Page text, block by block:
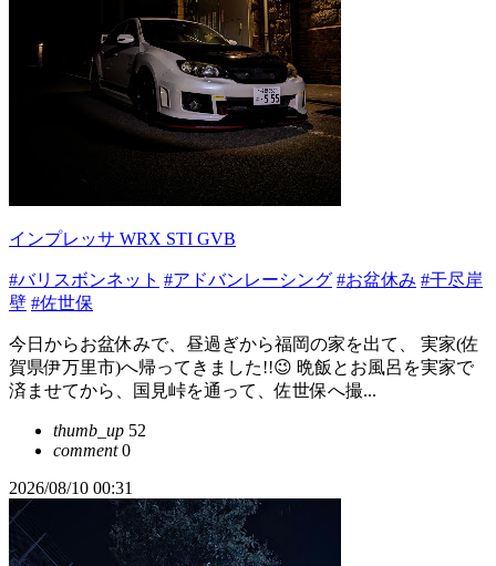
インプレッサ WRX STI GVB
#バリスボンネット #アドバンレーシング #お盆休み #干尽岸
壁 #佐世保
今日からお盆休みで、昼過ぎから福岡の家を出て、 実家(佐
賀県伊万里市)へ帰ってきました!!😉 晩飯とお風呂を実家で
済ませてから、国見峠を通って、佐世保へ撮...
thumb_up 52
comment0
2026/08/10 00:31